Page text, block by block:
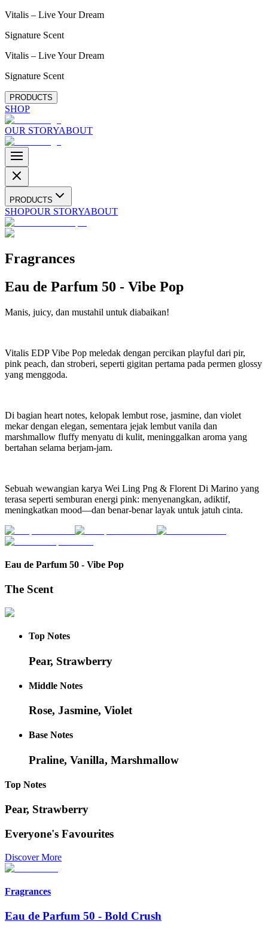
Vitalis – Live Your Dream
Signature Scent
Vitalis – Live Your Dream
Signature Scent
PRODUCTS
SHOP
OUR STORYABOUT
PRODUCTS
SHOPOUR STORYABOUT
Fragrances
Eau de Parfum 50 - Vibe Pop
Manis, juicy, dan mustahil untuk diabaikan!
Vitalis EDP Vibe Pop meledak dengan percikan playful dari pir,
pink peach, dan stroberi, seperti gigitan pertama pada permen glossy
yang menggoda.
Di bagian heart notes, kelopak lembut rose, jasmine, dan violet
mekar dengan elegan, sementara jejak lembut vanila dan
marshmallow fluffy menyatu di kulit, meninggalkan aroma yang
bertahan selama berjam-jam.
Sebuah wewangian karya Wei Ling Png & Florent Di Marino yang
terasa seperti semburan energi pink: menyenangkan, adiktif,
meningkatkan mood—dan benar-benar layak untuk jatuh cinta.
Eau de Parfum 50 - Vibe Pop
The Scent
Top Notes
Pear, Strawberry
Middle Notes
Rose, Jasmine, Violet
Base Notes
Praline, Vanilla, Marshmallow
Top Notes
Pear, Strawberry
Everyone's Favourites
Discover More
Fragrances
Eau de Parfum 50 - Bold Crush